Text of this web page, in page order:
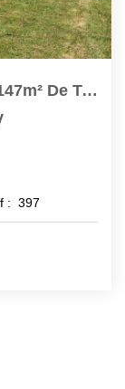
Contemporaine De 140 M2 Sur 3147m² De Terrain
: 397